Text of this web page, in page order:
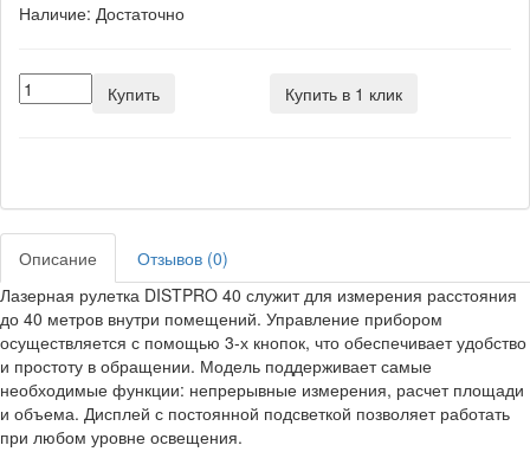
Наличие: Достаточно
Купить Купить в 1 клик
Описание
Отзывов (0)
Лазерная рулетка DISTPRO 40 служит для измерения расстояния
до 40 метров внутри помещений. Управление прибором
осуществляется с помощью 3-х кнопок, что обеспечивает удобство
и простоту в обращении. Модель поддерживает самые
необходимые функции: непрерывные измерения, расчет площади
и объема. Дисплей с постоянной подсветкой позволяет работать
при любом уровне освещения.